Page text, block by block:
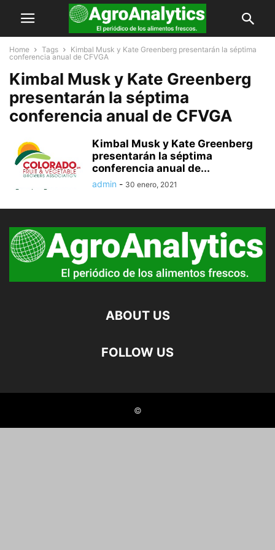
Home Tags
Kimbal Musk y Kate Greenberg presentarán la séptima
conferencia anual de CFVGA
Kimbal Musk y Kate Greenberg
presentarán la séptima
conferencia anual de CFVGA
Kimbal Musk y Kate Greenberg
presentarán la séptima
conferencia anual de...
admin - 30 enero, 2021
ABOUT US
FOLLOW US
©